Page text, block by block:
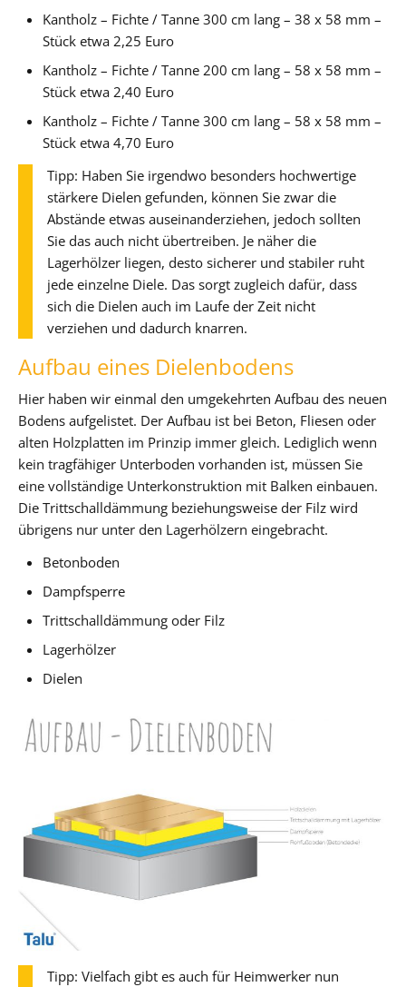
Kantholz – Fichte / Tanne 300 cm lang – 38 x 58 mm –
Stück etwa 2,25 Euro
Kantholz – Fichte / Tanne 200 cm lang – 58 x 58 mm –
Stück etwa 2,40 Euro
Kantholz – Fichte / Tanne 300 cm lang – 58 x 58 mm –
Stück etwa 4,70 Euro
Tipp: Haben Sie irgendwo besonders hochwertige
stärkere Dielen gefunden, können Sie zwar die
Abstände etwas auseinanderziehen, jedoch sollten
Sie das auch nicht übertreiben. Je näher die
Lagerhölzer liegen, desto sicherer und stabiler ruht
jede einzelne Diele. Das sorgt zugleich dafür, dass
sich die Dielen auch im Laufe der Zeit nicht
verziehen und dadurch knarren.
Aufbau eines Dielenbodens
Hier haben wir einmal den umgekehrten Aufbau des neuen
Bodens aufgelistet. Der Aufbau ist bei Beton, Fliesen oder
alten Holzplatten im Prinzip immer gleich. Lediglich wenn
kein tragfähiger Unterboden vorhanden ist, müssen Sie
eine vollständige Unterkonstruktion mit Balken einbauen.
Die Trittschalldämmung beziehungsweise der Filz wird
übrigens nur unter den Lagerhölzern eingebracht.
Betonboden
Dampfsperre
Trittschalldämmung oder Filz
Lagerhölzer
Dielen
Tipp: Vielfach gibt es auch für Heimwerker nun